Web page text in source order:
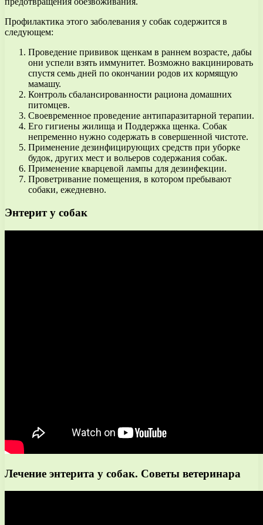
Профилактика этого заболевания у собак содержится в
следующем:
Проведение прививок щенкам в раннем возрасте, дабы
они успели взять иммунитет. Возможно вакцинировать
спустя семь дней по окончании родов их кормящую
мамашу.
Контроль сбалансированности рациона домашних
питомцев.
Своевременное проведение антипаразитарной терапии.
Его гигиены жилища и Поддержка щенка. Собак
непременно нужно содержать в совершенной чистоте.
Применение дезинфицирующих средств при уборке
будок, других мест и вольеров содержания собак.
Применение кварцевой лампы для дезинфекции.
Проветривание помещения, в котором пребывают
собаки, ежедневно.
Энтерит у собак
Лечение энтерита у собак. Советы ветеринара